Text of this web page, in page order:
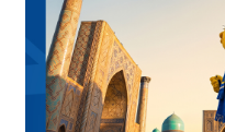
03-avgust 21:46